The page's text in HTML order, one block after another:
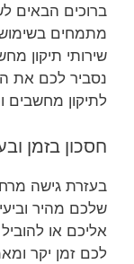
ברוכים הבאים
שירותי תיקון
נסביר לכם את
לתיקון מחשבים
חסכון בזמן
בעזרת גישה
שלכם מהיר
אליכם או
לכם זמן יקר